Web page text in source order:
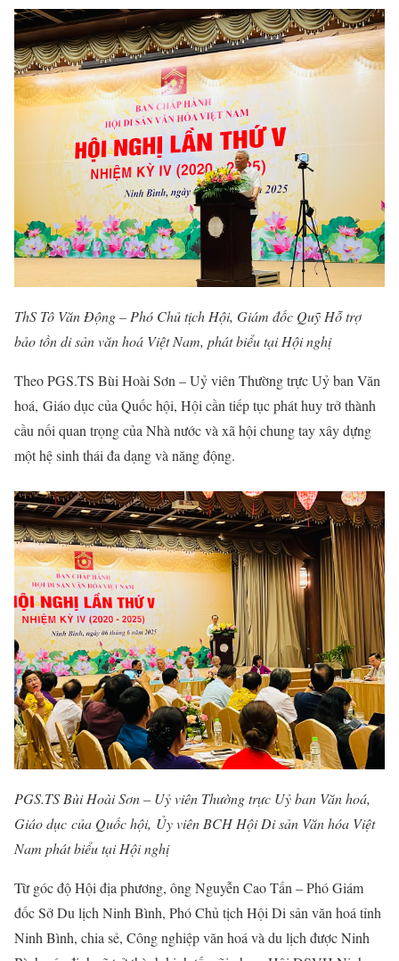
ThS Tô Văn Động – Phó Chủ tịch Hội, Giám đốc Quỹ Hỗ trợ
bảo tồn di sản văn hoá Việt Nam, phát biểu tại Hội nghị
Theo PGS.TS Bùi Hoài Sơn – Uỷ viên Thường trực Uỷ ban Văn
hoá, Giáo dục của Quốc hội, Hội cần tiếp tục phát huy trở thành
cầu nối quan trọng của Nhà nước và xã hội chung tay xây dựng
một hệ sinh thái đa dạng và năng động.
PGS.TS Bùi Hoài Sơn – Uỷ viên Thường trực Uỷ ban Văn hoá,
Giáo dục của Quốc hội, Ủy viên BCH Hội Di sản Văn hóa Việt
Nam phát biểu tại Hội nghị
Từ góc độ Hội địa phương, ông Nguyễn Cao Tấn – Phó Giám
đốc Sở Du lịch Ninh Bình, Phó Chủ tịch Hội Di sản văn hoá tỉnh
Ninh Bình, chia sẻ, Công nghiệp văn hoá và du lịch được Ninh